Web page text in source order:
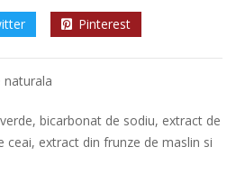
Pinterest
naturala
bicarbonat de sodiu, extract de
ceai, extract din frunze de maslin si